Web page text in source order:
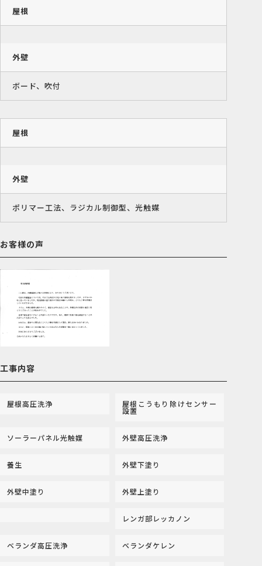
屋根
外壁
ボード、吹付
屋根
外壁
ポリマー工法、ラジカル制御型、光触媒
お客様の声
工事内容
屋根高圧洗浄 屋根こうもり除けセンサー
設置
ソーラーパネル光触媒 外壁高圧洗浄
養生 外壁下塗り
外壁中塗り 外壁上塗り
レンガ部レッカノン
ベランダ高圧洗浄 ベランダケレン